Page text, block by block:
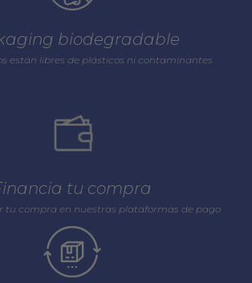
biodegradable
están libres de plásticos ni contaminantes
tu compra
tu compra en nuestras plataformas de pago